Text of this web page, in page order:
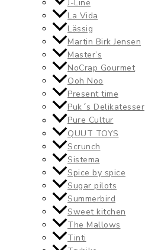
J-Line
La Vida
Lässig
Martin Birk Jensen
Master’s
NoCrap Gourmet
Ooh Noo
Present time
Puk´s Delikatesser
Pure Cultur
QUUT TOYS
Scrunch
Sistema
Spice by spice
Sugar pilots
Summerbird
Sweet kitchen
The Mallows
Tinti